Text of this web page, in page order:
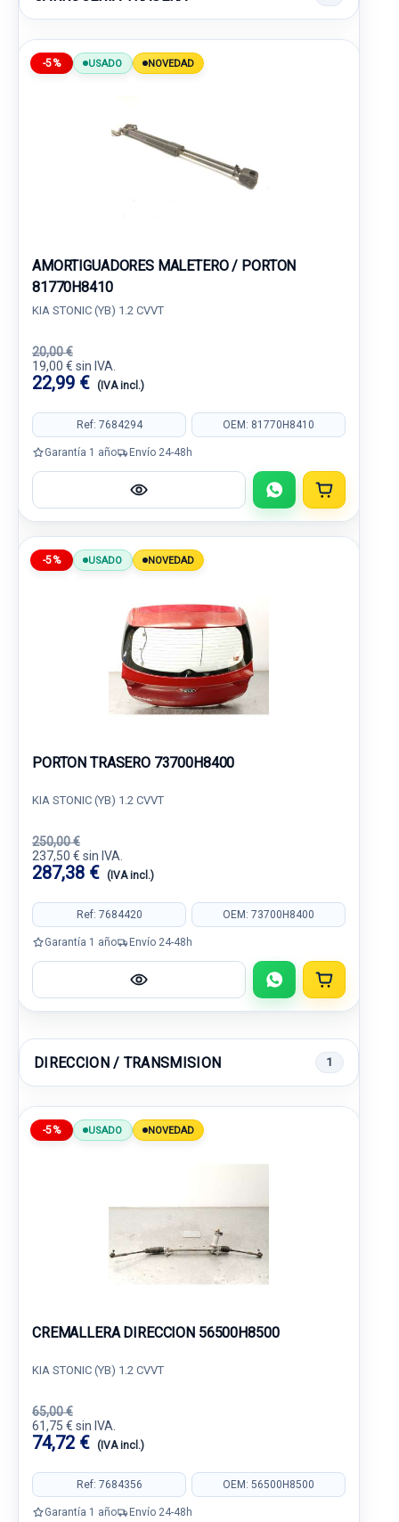
-5% USADO NOVEDAD
AMORTIGUADORES MALETERO / PORTON
81770H8410
KIA STONIC (YB) 1.2 CVVT
20,00 €
19,00 € sin IVA.
22,99 € (IVA incl.)
Ref: 7684294 OEM: 81770H8410
Garantía 1 año Envío 24-48h
-5% USADO NOVEDAD
PORTON TRASERO 73700H8400
KIA STONIC (YB) 1.2 CVVT
250,00 €
237,50 € sin IVA.
287,38 € (IVA incl.)
Ref: 7684420 OEM: 73700H8400
Garantía 1 año Envío 24-48h
DIRECCION / TRANSMISION 1
-5% USADO NOVEDAD
CREMALLERA DIRECCION 56500H8500
KIA STONIC (YB) 1.2 CVVT
65,00 €
61,75 € sin IVA.
74,72 € (IVA incl.)
Ref: 7684356 OEM: 56500H8500
Garantía 1 año Envío 24-48h